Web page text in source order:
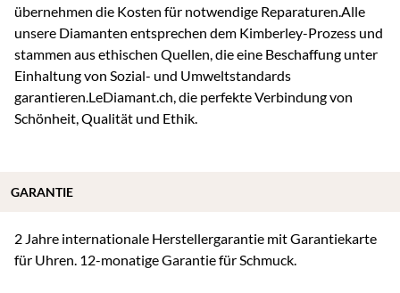
übernehmen die Kosten für notwendige Reparaturen.Alle
unsere Diamanten entsprechen dem Kimberley-Prozess und
stammen aus ethischen Quellen, die eine Beschaffung unter
Einhaltung von Sozial- und Umweltstandards
garantieren.LeDiamant.ch, die perfekte Verbindung von
Schönheit, Qualität und Ethik.
2 Jahre internationale Herstellergarantie mit Garantiekarte
für Uhren. 12-monatige Garantie für Schmuck.
GARANTIE